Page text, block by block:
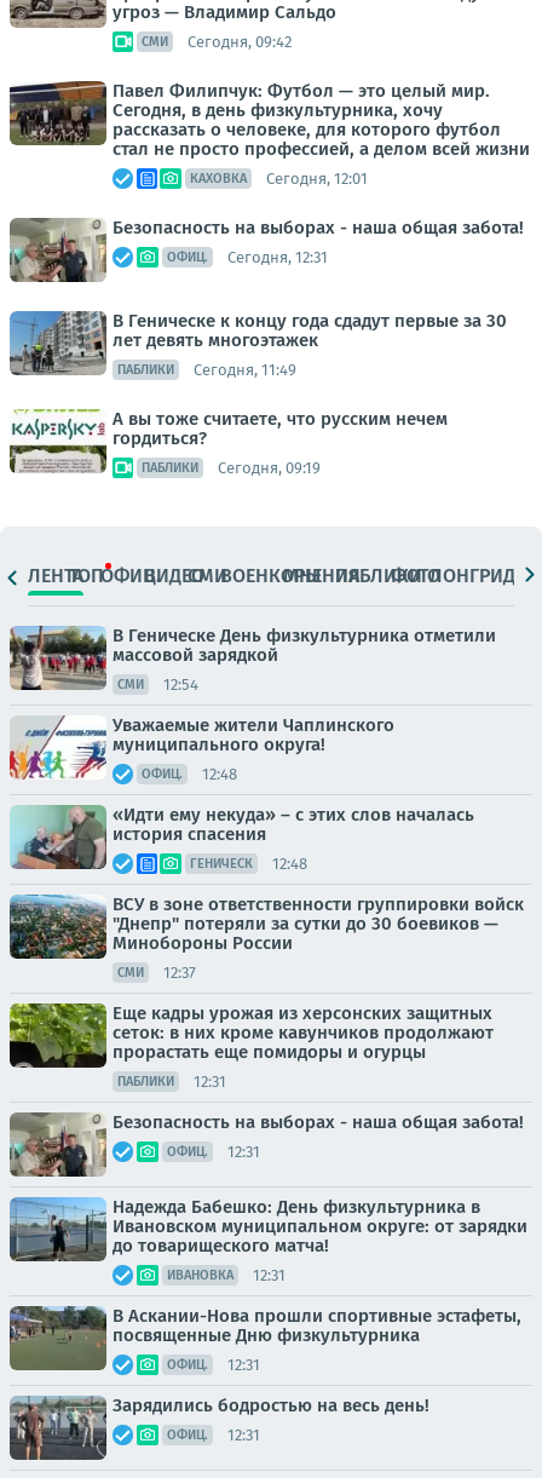
угроз — Владимир Сальдо
СМИ Сегодня, 09:42
Павел Филипчук: Футбол — это целый мир.
Сегодня, в день физкультурника, хочу
рассказать о человеке, для которого футбол
стал не просто профессией, а делом всей жизни
КАХОВКА Сегодня, 12:01
Безопасность на выборах - наша общая забота!
ОФИЦ. Сегодня, 12:31
В Геническе к концу года сдадут первые за 30
лет девять многоэтажек
ПАБЛИКИ Сегодня, 11:49
А вы тоже считаете, что русским нечем
гордиться?
ПАБЛИКИ Сегодня, 09:19
ЛЕНТАТОПОФИЦ.ВИДЕОСМИВОЕНКОРЫМНЕНИЯПАБЛИКИ
ФОТОЛОНГРИДЫ
В Геническе День физкультурника отметили
массовой зарядкой
СМИ 12:54
Уважаемые жители Чаплинского
муниципального округа!
ОФИЦ. 12:48
«Идти ему некуда» – с этих слов началась
история спасения
ГЕНИЧЕСК 12:48
ВСУ в зоне ответственности группировки войск
"Днепр" потеряли за сутки до 30 боевиков —
Минобороны России
СМИ 12:37
Еще кадры урожая из херсонских защитных
сеток: в них кроме кавунчиков продолжают
прорастать еще помидоры и огурцы
ПАБЛИКИ 12:31
Безопасность на выборах - наша общая забота!
ОФИЦ. 12:31
Надежда Бабешко: День физкультурника в
Ивановском муниципальном округе: от зарядки
до товарищеского матча!
ИВАНОВКА 12:31
В Аскании-Нова прошли спортивные эстафеты,
посвященные Дню физкультурника
ОФИЦ. 12:31
Зарядились бодростью на весь день!
ОФИЦ. 12:31